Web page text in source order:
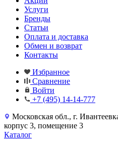
Услуги
Бренды
Статьи
Оплата и доставка
Обмен и возврат
Контакты
Избранное
Сравнение
Войти
+7 (495) 14-14-777
Московская обл., г.
корпус 3, помещение 3
Каталог